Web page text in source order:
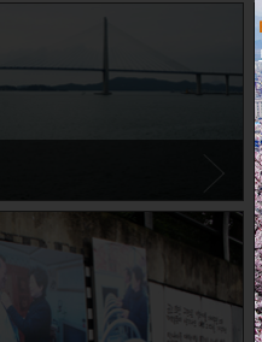
리 토끼를 모두 잡을 수 있다. 게다